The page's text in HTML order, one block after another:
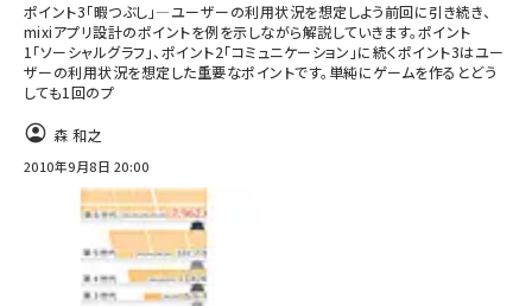
ポイント3「暇つぶし」―ユーザーの利用状況を想定しよう前回に引き続き、
mixiアプリ設計のポイントを例を示しながら解説していきます。ポイント
1「ソーシャルグラフ」、ポイント2「コミュニケーション」に続くポイント3はユー
ザーの利用状況を想定した重要なポイントです。単純にゲームを作るとどう
しても1回のプ
森 和之
2010年9月8日 20:00